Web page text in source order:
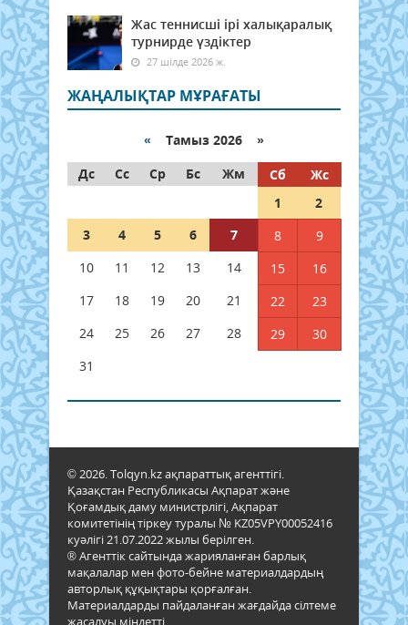
Жас теннисші ірі халықаралық
турнирде үздіктер
27 шілде 2026 ж.
ЖАҢАЛЫҚТАР МҰРАҒАТЫ
« Тамыз 2026 »
Дс
Сс Ср Бс Жм Сб
Жс
1
2
3
4 5 6 7 8
9
10
11 12 13 14 15
16
17
18 19 20 21 22
23
24
25 26 27 28 29
30
31
© 2026. Tolqyn.kz ақпараттық агенттігі.
Қазақстан Республикасы Ақпарат және
Қоғамдық даму министрлігі, Ақпарат
комитетінің тіркеу туралы № KZ05VPY00052416
куәлігі 21.07.2022 жылы берілген.
® Агенттік сайтында жарияланған барлық
мақалалар мен фото-бейне материалдардың
авторлық құқықтары қорғалған.
Материалдарды пайдаланған жағдайда сілтеме
жасалуы міндетті.